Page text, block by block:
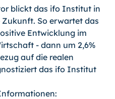
blickt das ifo Institut in
So erwartet das
Entwicklung im
- dann um 2,6%
auf die realen
das ifo Institut